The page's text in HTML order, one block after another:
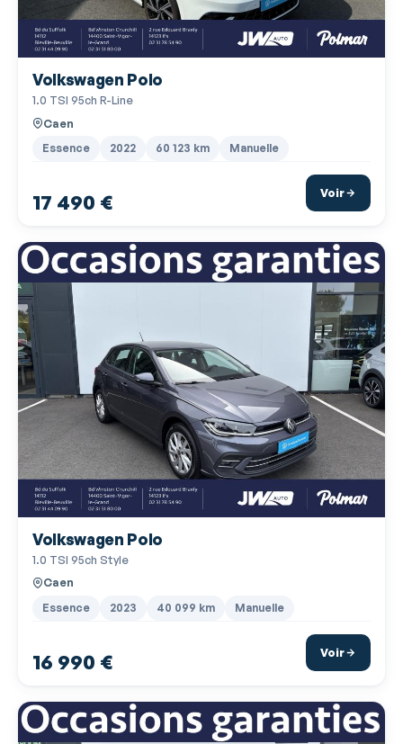
Ecran multifonction couleur
Ecran tactile
ESP
Filtre à Pollen
Fixations Isofix aux places arrières
Fonction MP3
Freinage automatique d'urgence
Frein à main en cuir
Gris Ascot
Interface Media
Jantes Alu
Kit mains-libres Bluetooth
Lampes de lecture à l'avant
Lecteur carte SD
Miroir de courtoisie conducteur
Miroir de courtoisie passager
Poches d'aumonières
Pommeau de levier vitesse en cuir
Volkswagen Polo
1.0 TSI 95ch R-Line
Caen
Essence 2022 60 123 km Manuelle
17 490 € Voir
Volkswagen Polo
1.0 TSI 95ch Style
Caen
Essence 2023 40 099 km Manuelle
16 990 € Voir